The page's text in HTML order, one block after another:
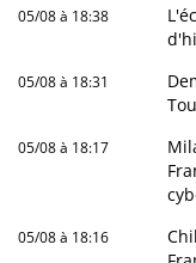
05/08 à 18:38
05/08 à 18:31
05/08 à 18:17
05/08 à 18:16